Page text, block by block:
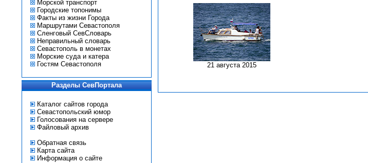
Морской транспорт
Городские топонимы
Факты из жизни Города
Маршрутами Севастополя
Сленговый СевСловарь
Неправильный словарь
Севастополь в монетах
Морские суда и катера
Гостям Севастополя
Разделы СевПортала
Каталог сайтов города
Севастопольский юмор
Голосования на сервере
Файловый архив
Обратная связь
Карта сайта
Информация о сайте
21 августа 2015